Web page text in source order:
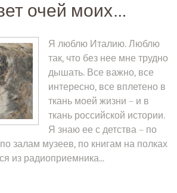
очей моих…
Я люблю Италию. Люблю
так, что без нее мне трудно
дышать. Все важно, все
интересно, все вплетено в
ткань моей жизни – и в
ткань российской истории.
Я знаю ее с детства – по
залам музеев, по книгам на полках
из радиоприемника...